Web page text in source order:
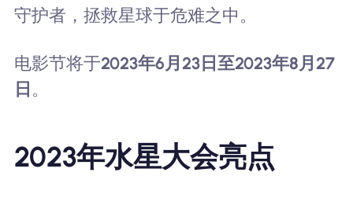
守护者，拯救星球于危难之中。
电影节将于2023年6月23日至2023年8月27
日 。
2023年水星大会亮点